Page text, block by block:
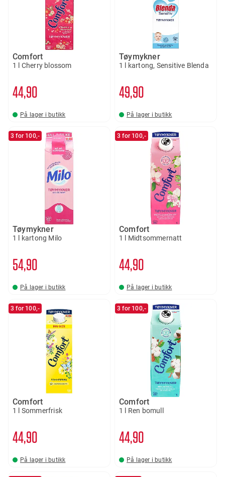
Comfort
1 l Cherry blossom
4490
På lager i butikk
Tøymykner
1 l kartong, Sensitive Blenda
49 90
På lager i butikk
3 for 100,-
Tøymykner
1 l kartong Milo
5490
På lager i butikk
3 for 100,-
Comfort
1 l Midtsommernatt
4490
På lager i butikk
3 for 100,-
Comfort
1 l Sommerfrisk
4490
På lager i butikk
3 for 100,-
Comfort
1 l Ren bomull
4490
På lager i butikk